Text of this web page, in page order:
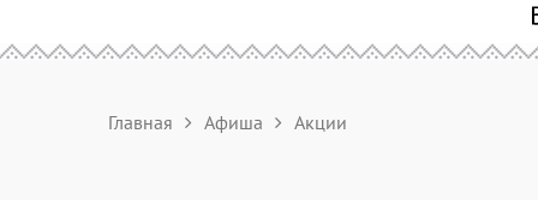
Главная Афиша Акции